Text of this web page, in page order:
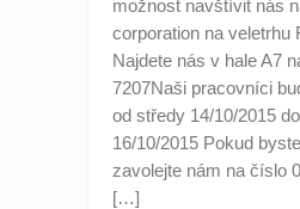
možnost navštívit nás
corporation na veletrhu
Najdete nás v hale A7
7207Naši pracovníci
od středy 14/10/2015
16/10/2015 Pokud
zavolejte nám na číslo
[…]